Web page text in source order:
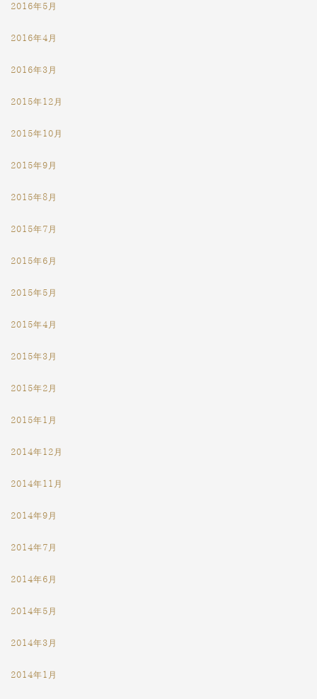
2016年5月
2016年4月
2016年3月
2015年12月
2015年10月
2015年9月
2015年8月
2015年7月
2015年6月
2015年5月
2015年4月
2015年3月
2015年2月
2015年1月
2014年12月
2014年11月
2014年9月
2014年7月
2014年6月
2014年5月
2014年3月
2014年1月